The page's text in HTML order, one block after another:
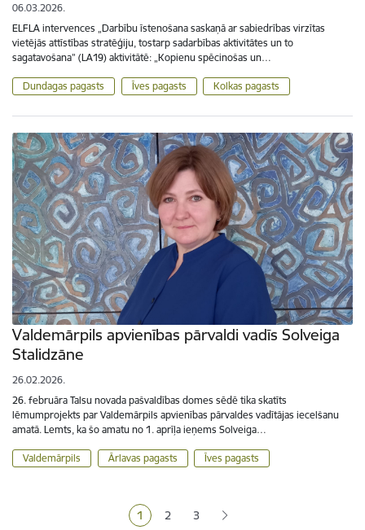
06.03.2026.
ELFLA intervences „Darbību īstenošana saskaņā ar sabiedrības virzītas
vietējās attīstības stratēģiju, tostarp sadarbības aktivitātes un to
sagatavošana” (LA19) aktivitātē: „Kopienu spēcinošas un…
Dundagas pagasts Īves pagasts Kolkas pagasts
Valdemārpils apvienības pārvaldi vadīs Solveiga
Stalidzāne
26.02.2026.
26. februāra Talsu novada pašvaldības domes sēdē tika skatīts
lēmumprojekts par Valdemārpils apvienības pārvaldes vadītājas iecelšanu
amatā. Lemts, ka šo amatu no 1. aprīļa ieņems Solveiga…
Valdemārpils Ārlavas pagasts Īves pagasts
Pašreizējā lapa
1 Lapa
2 Lapa
3